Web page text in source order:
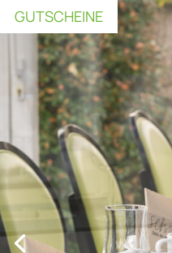
GUTSCHEINE